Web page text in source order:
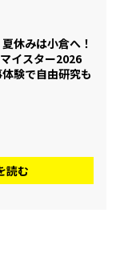
休みは小倉へ！
イスター2026
験で自由研究も
読む